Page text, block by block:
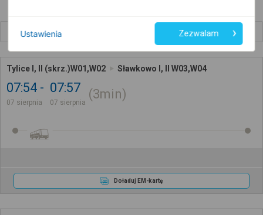
Tylice I, II (skrz.)W01,W02 Sławkowo I, II W03,W04
07:54
07 sierpnia
07:57
07 sierpnia
3min
Doładuj EM-kartę
Ustawienia Zezwalam